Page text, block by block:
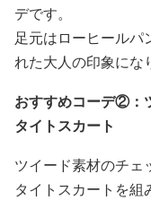
デです。
足元はローヒールパ
れた大人の印象にな
おすすめコーデ②：
タイトスカート
ツイード素材のチェ
タイトスカートを組